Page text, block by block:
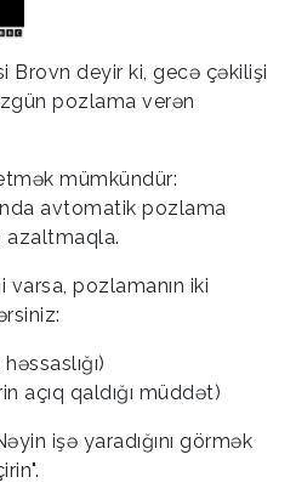
Brovn deyir ki, gecə çəkilişi
pozlama verən
mümkündür:
avtomatik pozlama
azaltmaqla.
pozlamanın iki
açıq qaldığı müddət)
işə yaradığını görmək